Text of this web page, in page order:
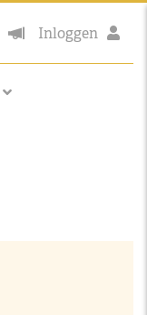
Inloggen